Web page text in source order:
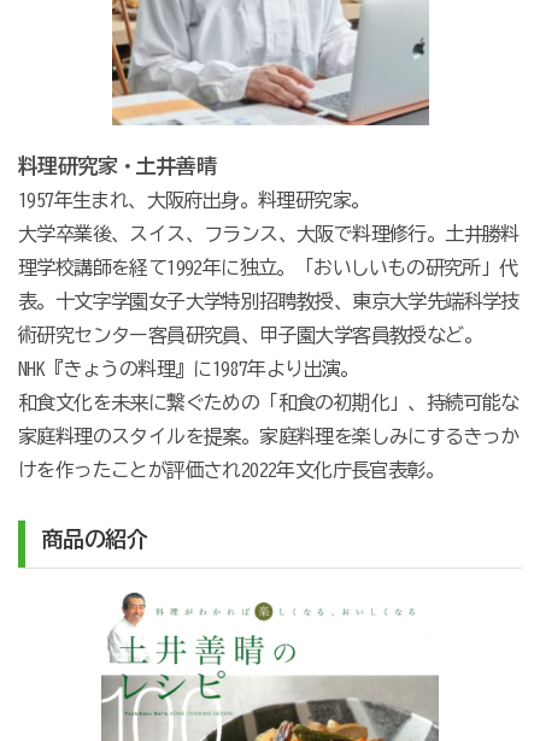
料理研究家・土井善晴
1957年生まれ、大阪府出身。料理研究家。
大学卒業後、スイス、フランス、大阪で料理修行。土井勝料
理学校講師を経て1992年に独立。「おいしいもの研究所」代
表。十文字学園女子大学特別招聘教授、東京大学先端科学技
術研究センター客員研究員、甲子園大学客員教授など。
NHK『きょうの料理』に1987年より出演。
和食文化を未来に繋ぐための「和食の初期化」、持続可能な
家庭料理のスタイルを提案。家庭料理を楽しみにするきっか
けを作ったことが評価され2022年文化庁長官表彰。
商品の紹介